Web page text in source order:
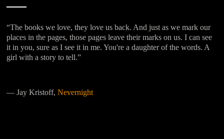
“The books we love, they love us back. And just as we mark our
places in the pages, those pages leave their marks on us. I can see
it in you, sure as I see it in me. You're a daughter of the words. A
girl with a story to tell.”
―Jay Kristoff,Nevernight